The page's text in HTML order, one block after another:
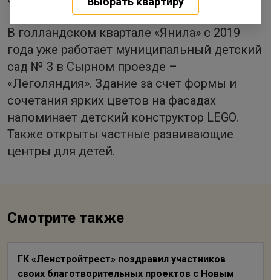
В голландском квартале «Янила» с 2019
года уже работает муниципальный детский
сад № 3 в Сырном проезде –
«Леголяндия». Здание за счет формы и
сочетания ярких цветов на фасадах
напоминает детский конструктор LEGO.
Также открыты частные развивающие
центры для детей.
Смотрите также
ГК «Ленстройтрест» поздравил участников
своих благотворительных проектов с Новым